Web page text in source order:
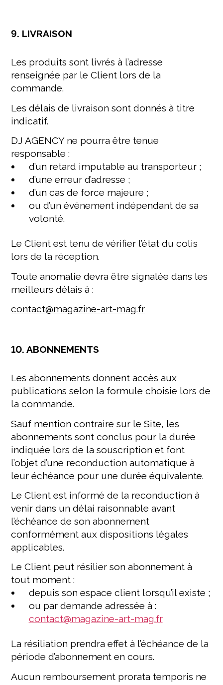
9. LIVRAISON
Les produits sont livrés à l’adresse
renseignée par le Client lors de la
commande.
Les délais de livraison sont donnés à titre
indicatif.
DJ AGENCY ne pourra être tenue
responsable :
d’un retard imputable au transporteur ;
d’une erreur d’adresse ;
d’un cas de force majeure ;
ou d’un événement indépendant de sa
volonté.
Le Client est tenu de vérifier l’état du colis
lors de la réception.
Toute anomalie devra être signalée dans les
meilleurs délais à :
contact@magazine-art-mag.fr
10. ABONNEMENTS
Les abonnements donnent accès aux
publications selon la formule choisie lors de
la commande.
Sauf mention contraire sur le Site, les
abonnements sont conclus pour la durée
indiquée lors de la souscription et font
l’objet d’une reconduction automatique à
leur échéance pour une durée équivalente.
Le Client est informé de la reconduction à
venir dans un délai raisonnable avant
l’échéance de son abonnement
conformément aux dispositions légales
applicables.
Le Client peut résilier son abonnement à
tout moment :
depuis son espace client lorsqu’il existe ;
ou par demande adressée à :
contact@magazine-art-mag.fr
La résiliation prendra effet à l’échéance de la
période d’abonnement en cours.
Aucun remboursement prorata temporis ne